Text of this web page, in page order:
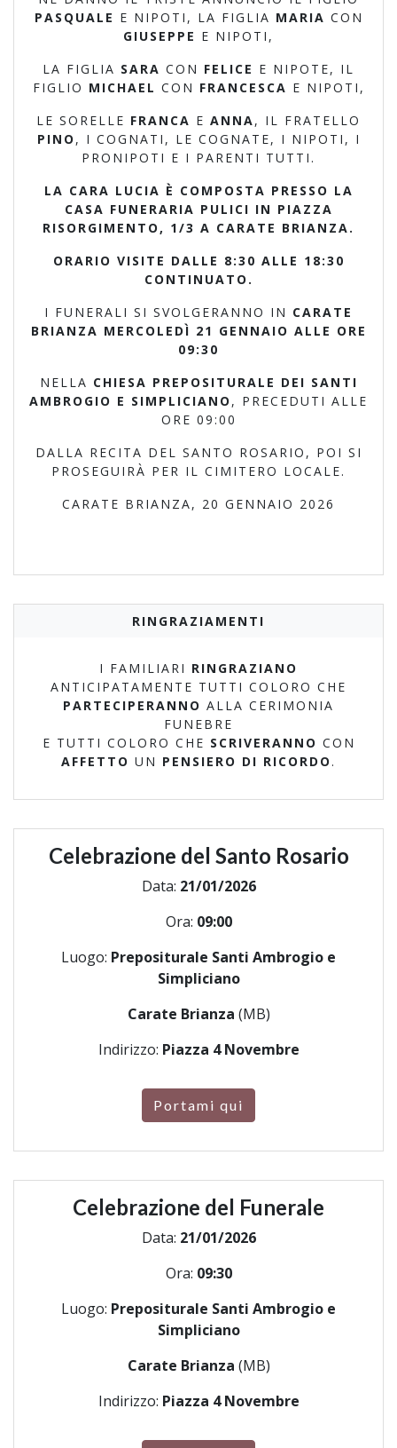
PASQUALE E NIPOTI, LA FIGLIA MARIA CON
GIUSEPPE E NIPOTI,
LA FIGLIA SARA CON FELICE E NIPOTE, IL
FIGLIO MICHAEL CON FRANCESCA E NIPOTI,
LE SORELLE FRANCA E ANNA, IL FRATELLO
PINO , I COGNATI, LE COGNATE, I NIPOTI, I
PRONIPOTI E I PARENTI TUTTI.
LA CARA LUCIA È COMPOSTA PRESSO LA
CASA FUNERARIA PULICI IN PIAZZA
RISORGIMENTO, 1/3 A CARATE BRIANZA.
ORARIO VISITE DALLE 8:30 ALLE 18:30
CONTINUATO.
I FUNERALI SI SVOLGERANNO IN CARATE
BRIANZA MERCOLEDÌ 21 GENNAIO ALLE ORE
09:30
NELLA CHIESA PREPOSITURALE DEI SANTI
AMBROGIO E SIMPLICIANO , PRECEDUTI ALLE
ORE 09:00
DALLA RECITA DEL SANTO ROSARIO, POI SI
PROSEGUIRÀ PER IL CIMITERO LOCALE.
CARATE BRIANZA, 20 GENNAIO 2026
RINGRAZIAMENTI
I FAMILIARI RINGRAZIANO
ANTICIPATAMENTE TUTTI COLORO CHE
PARTECIPERANNO ALLA CERIMONIA
FUNEBRE
E TUTTI COLORO CHE SCRIVERANNO CON
AFFETTO UN PENSIERO DI RICORDO .
Celebrazione del Santo Rosario
Data: 21/01/2026
Ora: 09:00
Luogo: Prepositurale Santi Ambrogio e
Simpliciano
Carate Brianza (MB)
Indirizzo: Piazza 4 Novembre
Portami qui
Celebrazione del Funerale
Data: 21/01/2026
Ora: 09:30
Luogo: Prepositurale Santi Ambrogio e
Simpliciano
Carate Brianza (MB)
Indirizzo: Piazza 4 Novembre